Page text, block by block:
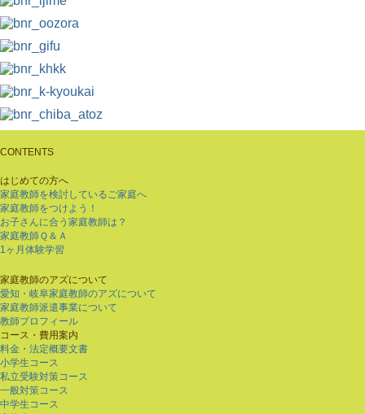
CONTENTS
はじめての方へ
家庭教師を検討しているご家庭へ
家庭教師をつけよう！
お子さんに合う家庭教師は？
家庭教師Ｑ＆Ａ
1ヶ月体験学習
家庭教師のアズについて
愛知・岐阜家庭教師のアズについて
家庭教師派遣事業について
教師プロフィール
コース・費用案内
料金・法定概要文書
小学生コース
私立受験対策コース
一般対策コース
中学生コース